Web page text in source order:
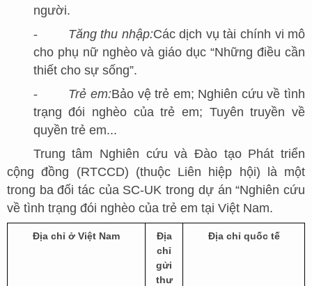
người.
-
Tăng thu nhập:Các dịch vụ tài chính vi mô
cho phụ nữ nghèo và giáo dục “Những điều cần
thiết cho sự sống”.
-
Trẻ em:Bảo vệ trẻ em; Nghiên cứu về tình
trạng đói nghèo của trẻ em; Tuyên truyền về
quyền trẻ em...
Trung tâm Nghiên cứu và Đào tạo Phát triển
cộng đồng (RTCCD) (thuộc Liên hiệp hội) là một
trong ba đối tác của SC-UK trong dự án “Nghiên cứu
về tình trạng đói nghèo của trẻ em tại Việt Nam.
Địa chỉ ở Việt Nam
Địa
chỉ
gửi
thư
Địa chỉ quốc tế